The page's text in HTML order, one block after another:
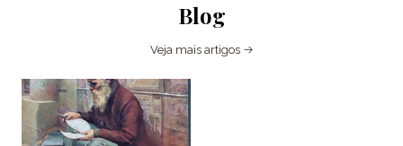
Blog
Veja mais artigos